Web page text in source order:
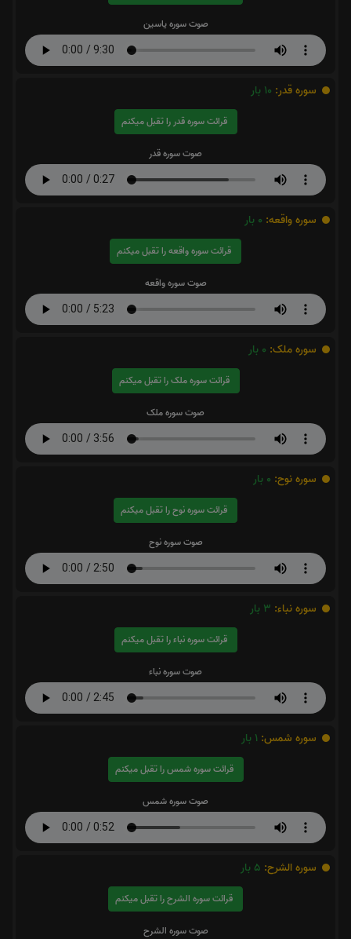
صوت سوره یاسین
سوره قدر: 10 بار
قرائت سوره قدر را تقبل میکنم
صوت سوره قدر
سوره واقعه: 0 بار
قرائت سوره واقعه را تقبل میکنم
صوت سوره واقعه
سوره ملک: 0 بار
قرائت سوره ملک را تقبل میکنم
صوت سوره ملک
سوره نوح: 0 بار
قرائت سوره نوح را تقبل میکنم
صوت سوره نوح
سوره نباء: 3 بار
قرائت سوره نباء را تقبل میکنم
صوت سوره نباء
سوره شمس: 1 بار
قرائت سوره شمس را تقبل میکنم
صوت سوره شمس
سوره الشرح: 5 بار
قرائت سوره الشرح را تقبل میکنم
صوت سوره الشرح